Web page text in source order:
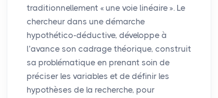
traditionnellement « une voie linéaire ». Le
chercheur dans une démarche
hypothético-déductive, développe à
l’avance son cadrage théorique, construit
sa problématique en prenant soin de
préciser les variables et de définir les
hypothèses de la recherche, pour